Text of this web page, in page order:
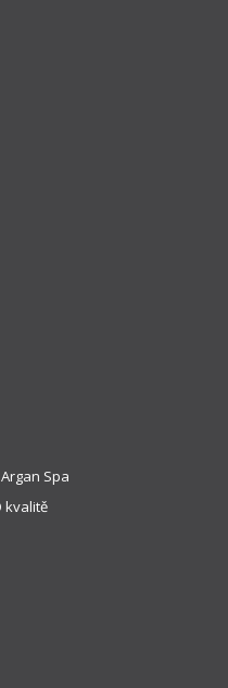
Spa
kvalitě